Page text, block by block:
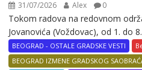
31/07/2026 Alex 0
Tokom radova na redovnom
Jovanovića (Voždovac), od 1. do
BEOGRAD - OSTALE GRADSKE VESTI
BEOGRAD IZMENE GRADSKOG